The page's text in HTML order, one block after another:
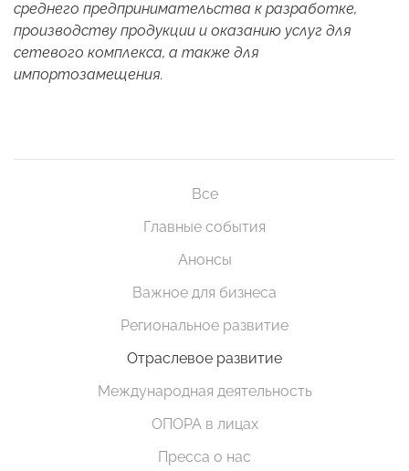
среднего предпринимательства к разработке,
производству продукции и оказанию услуг для
сетевого комплекса, а также для
импортозамещения.
Все
Главные события
Анонсы
Важное для бизнеса
Региональное развитие
Отраслевое развитие
Международная деятельность
ОПОРА в лицах
Пресса о нас